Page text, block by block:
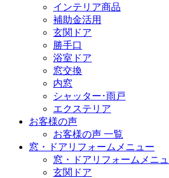
インテリア商品
補助金活用
玄関ドア
勝手口
浴室ドア
窓交換
内窓
シャッター･雨戸
エクステリア
お客様の声
お客様の声 一覧
窓・ドアリフォームメニュー
窓・ドアリフォームメニ
玄関ドア